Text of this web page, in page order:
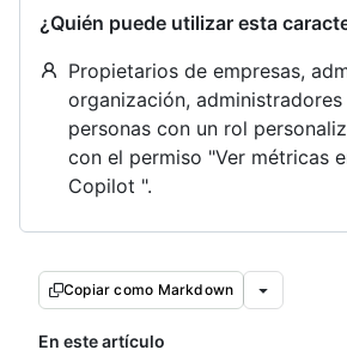
¿Quién puede utilizar esta
Propietarios de empresas,
organización,
personas con un rol
con el permiso "Ver métricas
Copilot ".
Copiar como Markdown
En este artículo